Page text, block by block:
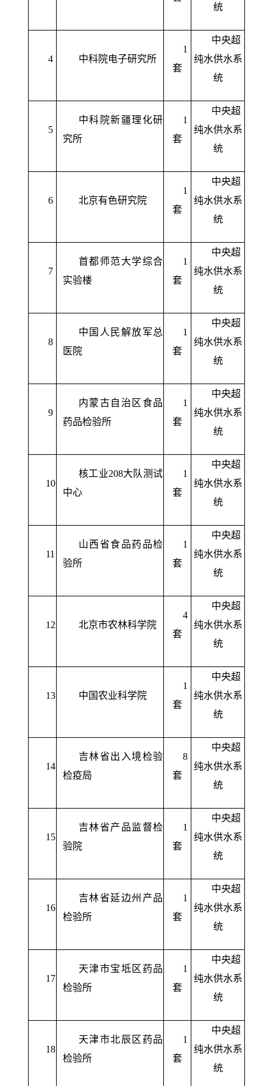
统
4 中科院电子研究所
1
套
中央超
纯水供水系
统
5
中科院新疆理化研
究所
1
套
中央超
纯水供水系
统
6 北京有色研究院
1
套
中央超
纯水供水系
统
7
首都师范大学综合
实验楼
1
套
中央超
纯水供水系
统
8
中国人民解放军总
医院
1
套
中央超
纯水供水系
统
9
内蒙古自治区食品
药品检验所
1
套
中央超
纯水供水系
统
10
核工业208大队测试
中心
1
套
中央超
纯水供水系
统
11
山西省食品药品检
验所
1
套
中央超
纯水供水系
统
12 北京市农林科学院
4
套
中央超
纯水供水系
统
13 中国农业科学院
1
套
中央超
纯水供水系
统
14
吉林省出入境检验
检疫局
8
套
中央超
纯水供水系
统
15
吉林省产品监督检
验院
1
套
中央超
纯水供水系
统
16
吉林省延边州产品
检验所
1
套
中央超
纯水供水系
统
17
天津市宝坻区药品
检验所
1
套
中央超
纯水供水系
统
18
天津市北辰区药品
检验所
1
套
中央超
纯水供水系
统